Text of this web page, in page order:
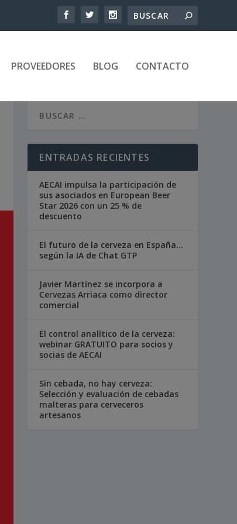
PROVEEDORES BLOG CONTACTO
ENTRADAS RECIENTES
AECAI impulsa la participación de
sus asociados en European Beer
Star 2026 con un 25 % de
descuento
El futuro de la cerveza en España…
según la IA de Chat GTP
Javier Martínez se incorpora a
Cervezas Arriaca como director
comercial
El control analítico de la cerveza:
webinar GRATUITO para socios y
socias de AECAI
Sin cebada, no hay cerveza:
Selección y evaluación de cebadas
malteras para cerveceros
artesanos